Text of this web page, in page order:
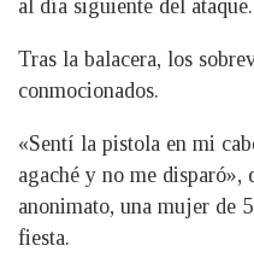
al día siguiente del ataque.
Tras la balacera, los
conmocionados.
«Sentí la pistola en mi
agaché y no me
anonimato, una mujer de
fiesta.